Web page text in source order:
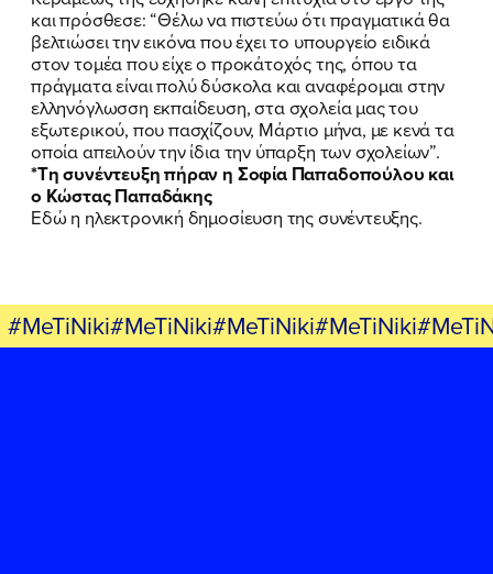
και πρόσθεσε: “Θέλω να πιστεύω ότι πραγματικά θα
βελτιώσει την εικόνα που έχει το υπουργείο ειδικά
στον τομέα που είχε ο προκάτοχός της, όπου τα
πράγματα είναι πολύ δύσκολα και αναφέρομαι στην
ελληνόγλωσση εκπαίδευση, στα σχολεία μας του
εξωτερικού, που πασχίζουν, Μάρτιο μήνα, με κενά τα
οποία απειλούν την ίδια την ύπαρξη των σχολείων”.
*Τη συνέντευξη πήραν η Σοφία Παπαδοπούλου και
ο Κώστας Παπαδάκης
Εδώ η ηλεκτρονική δημοσίευση της συνέντευξης.